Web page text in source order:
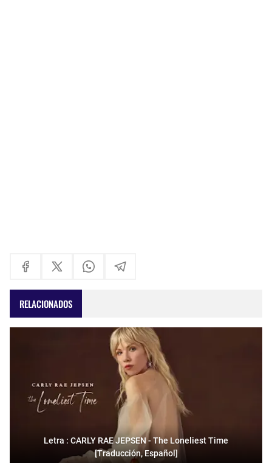
RELACIONADOS
Letra : CARLY RAE JEPSEN - The Loneliest Time
[Traducción, Español]